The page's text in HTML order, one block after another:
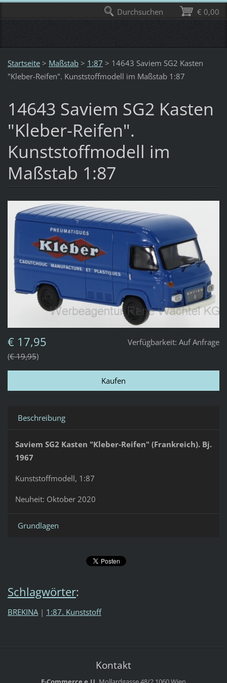
Startseite > Maßstab > 1:87 > 14643 Saviem SG2 Kasten
"Kleber-Reifen". Kunststoffmodell im Maßstab 1:87
14643 Saviem SG2 Kasten
"Kleber-Reifen".
Kunststoffmodell im
Maßstab 1:87
Verfügbarkeit: Auf Anfrage
€ 17,95
€ 19,95
Beschreibung
Saviem SG2 Kasten "Kleber-Reifen" (Frankreich). Bj.
1967
Kunststoffmodell, 1:87
Neuheit: Oktober 2020
Grundlagen
Schlagwörter:
BREKINA | 1:87. Kunststoff
Kontakt
€ 0,00
Durchsuchen